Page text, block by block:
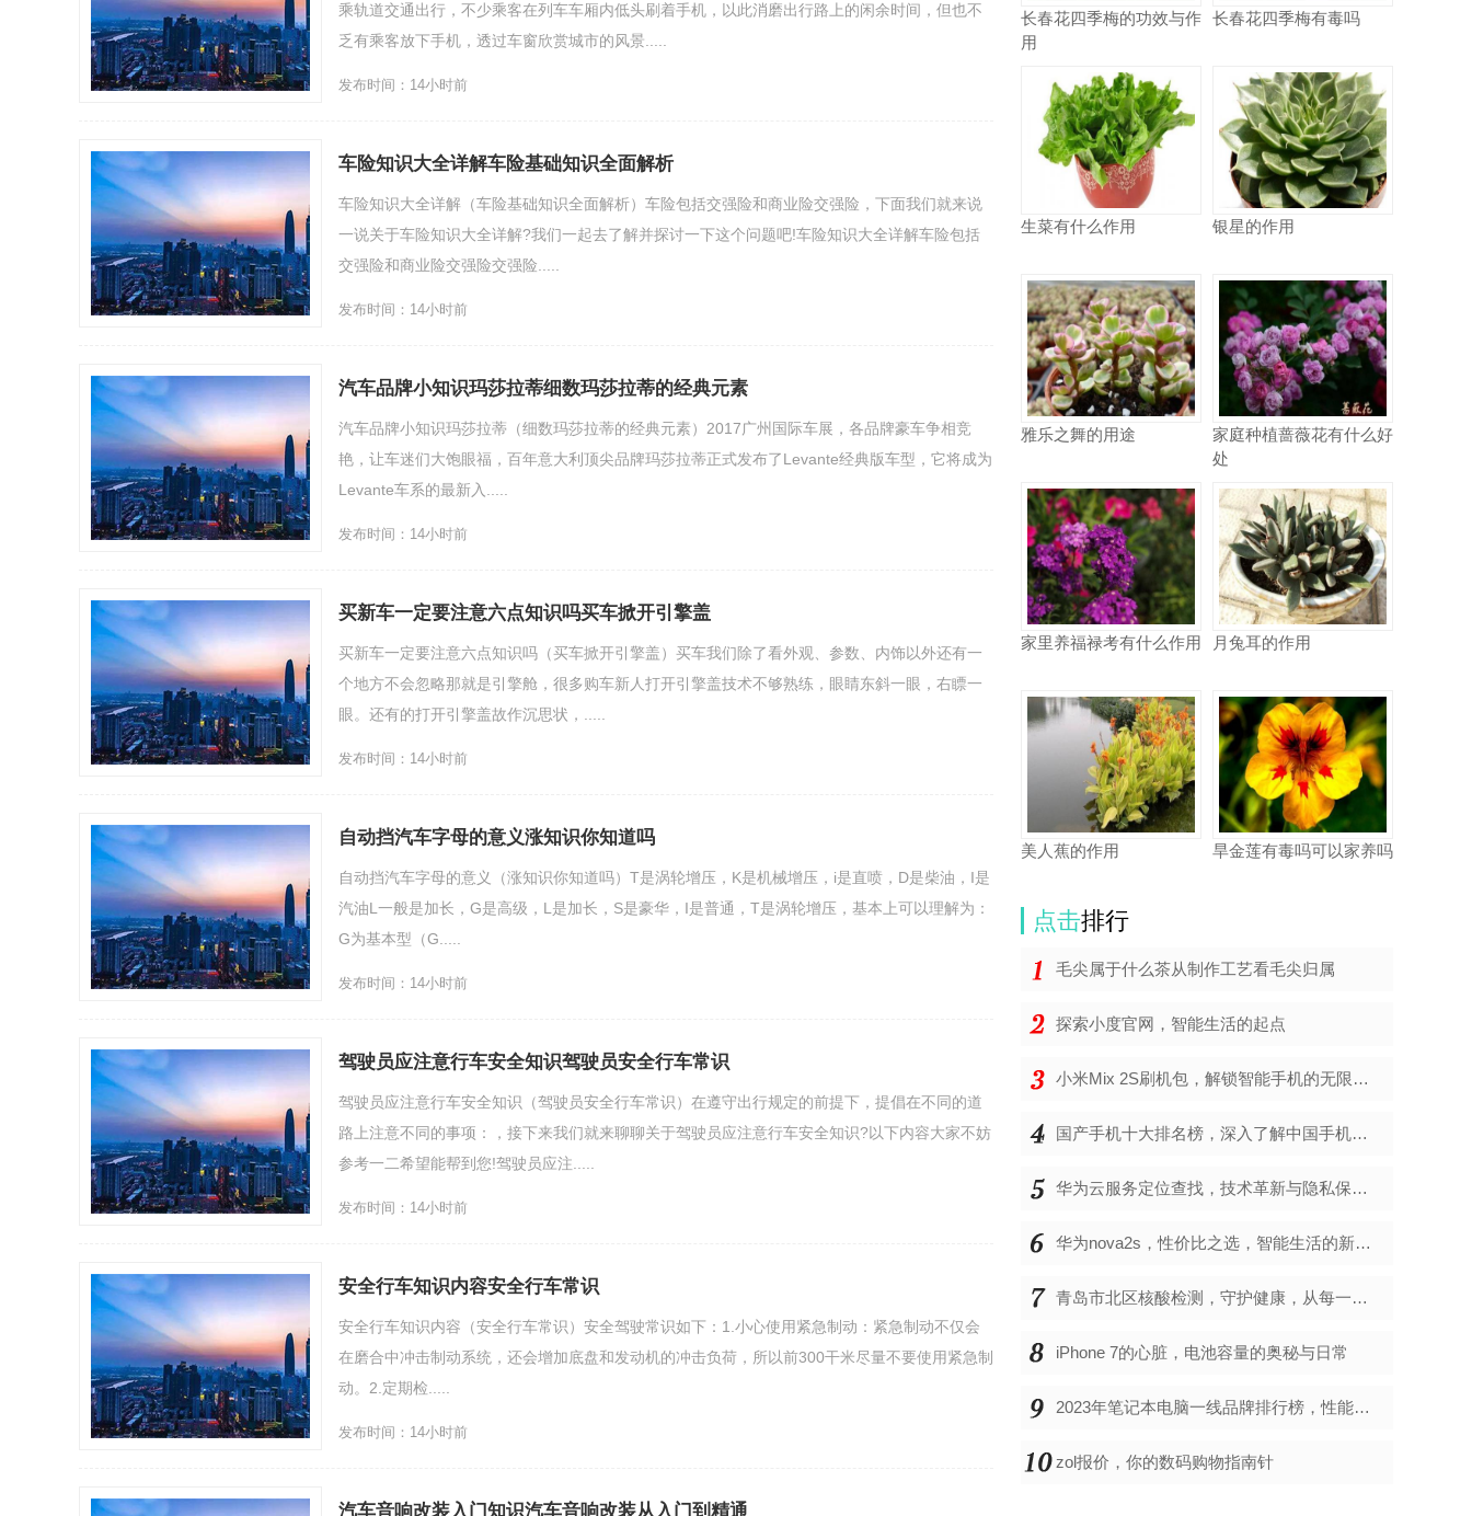
乘轨道交通出行，不少乘客在列车车厢内低头刷着手机，以此消磨出行路上的闲余时间，但也不
乏有乘客放下手机，透过车窗欣赏城市的风景.....
发布时间：14小时前
车险知识大全详解车险基础知识全面解析
车险知识大全详解（车险基础知识全面解析）车险包括交强险和商业险交强险，下面我们就来说
一说关于车险知识大全详解?我们一起去了解并探讨一下这个问题吧!车险知识大全详解车险包括
交强险和商业险交强险交强险.....
发布时间：14小时前
汽车品牌小知识玛莎拉蒂细数玛莎拉蒂的经典元素
汽车品牌小知识玛莎拉蒂（细数玛莎拉蒂的经典元素）2017广州国际车展，各品牌豪车争相竞
艳，让车迷们大饱眼福，百年意大利顶尖品牌玛莎拉蒂正式发布了Levante经典版车型，它将成为
Levante车系的最新入.....
发布时间：14小时前
买新车一定要注意六点知识吗买车掀开引擎盖
买新车一定要注意六点知识吗（买车掀开引擎盖）买车我们除了看外观、参数、内饰以外还有一
个地方不会忽略那就是引擎舱，很多购车新人打开引擎盖技术不够熟练，眼睛东斜一眼，右瞟一
眼。还有的打开引擎盖故作沉思状，.....
发布时间：14小时前
自动挡汽车字母的意义涨知识你知道吗
自动挡汽车字母的意义（涨知识你知道吗）T是涡轮增压，K是机械增压，i是直喷，D是柴油，I是
汽油L一般是加长，G是高级，L是加长，S是豪华，I是普通，T是涡轮增压，基本上可以理解为：
G为基本型（G.....
发布时间：14小时前
驾驶员应注意行车安全知识驾驶员安全行车常识
驾驶员应注意行车安全知识（驾驶员安全行车常识）在遵守出行规定的前提下，提倡在不同的道
路上注意不同的事项：，接下来我们就来聊聊关于驾驶员应注意行车安全知识?以下内容大家不妨
参考一二希望能帮到您!驾驶员应注.....
发布时间：14小时前
安全行车知识内容安全行车常识
安全行车知识内容（安全行车常识）安全驾驶常识如下：1.小心使用紧急制动：紧急制动不仅会
在磨合中冲击制动系统，还会增加底盘和发动机的冲击负荷，所以前300干米尽量不要使用紧急制
动。2.定期检.....
发布时间：14小时前
汽车音响改装入门知识汽车音响改装从入门到精通
长春花四季梅的功效与作
用
长春花四季梅有毒吗
生菜有什么作用 银星的作用
雅乐之舞的用途
家庭种植蔷薇花有什么好
处
家里养福禄考有什么作用 月兔耳的作用
美人蕉的作用 旱金莲有毒吗可以家养吗
点击排行
毛尖属于什么茶从制作工艺看毛尖归属
探索小度官网，智能生活的起点
小米Mix 2S刷机包，解锁智能手机的无限可能
国产手机十大排名榜，深入了解中国手机市场的佼佼者
华为云服务定位查找，技术革新与隐私保护的双重奏
华为nova2s，性价比之选，智能生活的新伙伴
青岛市北区核酸检测，守护健康，从每一次检测开始
iPhone 7的心脏，电池容量的奥秘与日常
2023年笔记本电脑一线品牌排行榜，性能、创新与用户满意度的综合考量
zol报价，你的数码购物指南针